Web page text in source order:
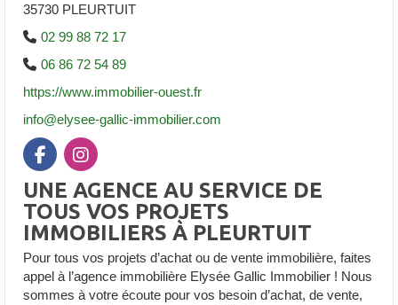
35730 PLEURTUIT
02 99 88 72 17
06 86 72 54 89
https://www.immobilier-ouest.fr
info@elysee-gallic-immobilier.com
UNE AGENCE AU SERVICE DE
TOUS VOS PROJETS
IMMOBILIERS À PLEURTUIT
Pour tous vos projets d’achat ou de vente immobilière, faites
appel à l’agence immobilière Elysée Gallic Immobilier ! Nous
sommes à votre écoute pour vos besoin d’achat, de vente,